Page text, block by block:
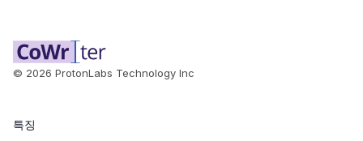
© 2026 ProtonLabs Technology Inc
특징